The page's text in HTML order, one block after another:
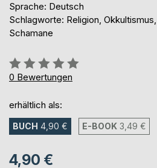
Sprache: Deutsch
Schlagworte: Religion,
Schamane
Bewertung::
0%
0 Bewertungen
erhältlich als:
BUCH 4,90 € E-BOOK 3,49 €
4,90 €